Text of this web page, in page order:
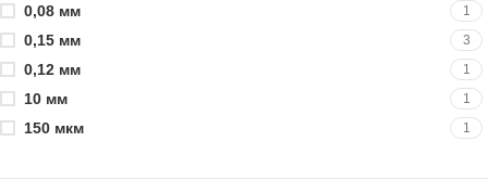
0,08 мм 1
0,15 мм 3
0,12 мм 1
10 мм 1
150 мкм 1